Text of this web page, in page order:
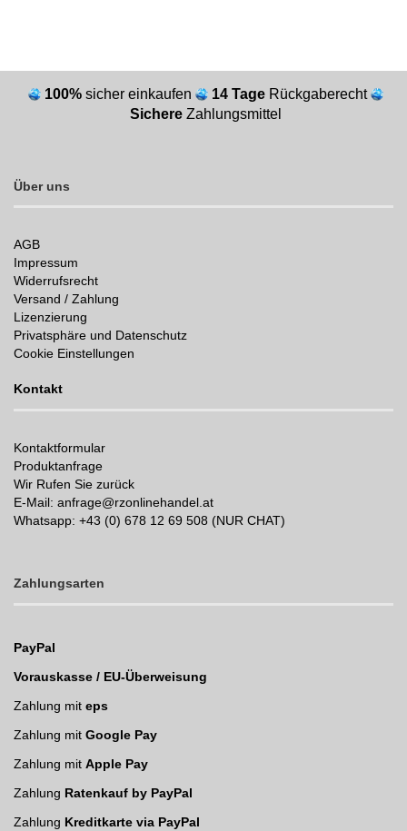
100% sicher einkaufen 14 Tage Rückgaberecht
Sichere Zahlungsmittel
Über uns
AGB
Impressum
Widerrufsrecht
Versand / Zahlung
Lizenzierung
Privatsphäre und Datenschutz
Cookie Einstellungen
Kontakt
Kontaktformular
Produktanfrage
Wir Rufen Sie zurück
E-Mail: anfrage@rzonlinehandel.at
Whatsapp: +43 (0) 678 12 69 508 (NUR CHAT)
Zahlungsarten
PayPal
Vorauskasse / EU-Überweisung
Zahlung mit eps
Zahlung mit Google Pay
Zahlung mit Apple Pay
Zahlung Ratenkauf by PayPal
Zahlung Kreditkarte via PayPal